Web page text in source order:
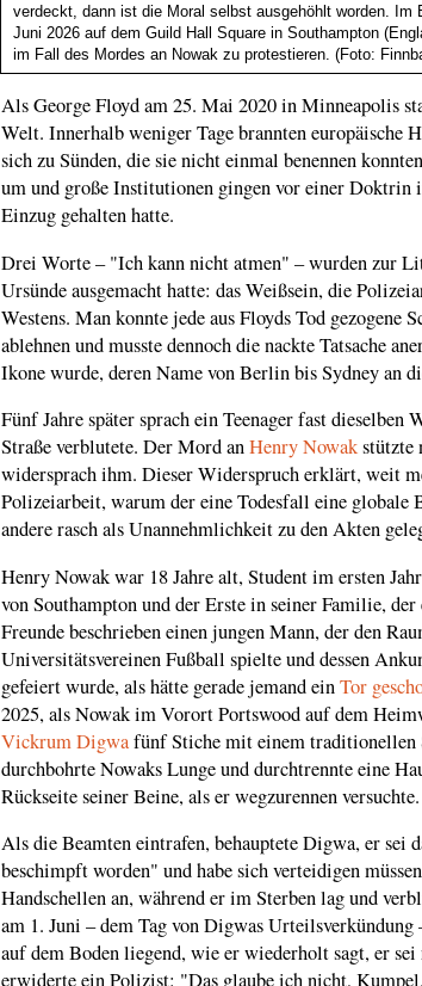
verdeckt, dann ist die Moral selbst ausgehöhlt worden. Im
Juni 2026 auf dem Guild Hall Square in Southampton
im Fall des Mordes an Nowak zu protestieren. (Foto:
Als George Floyd am 25. Mai 2020 in Minneapolis
Welt. Innerhalb weniger Tage brannten europäische
sich zu Sünden, die sie nicht einmal benennen
um und große Institutionen gingen vor einer Doktrin
Einzug gehalten hatte.
Drei Worte – "Ich kann nicht atmen" – wurden zur
Ursünde ausgemacht hatte: das Weißsein, die
Westens. Man konnte jede aus Floyds Tod gezogene
ablehnen und musste dennoch die nackte Tatsache
Ikone wurde, deren Name von Berlin bis Sydney an
Fünf Jahre später sprach ein Teenager fast dieselben
Straße verblutete. Der Mord anHenry Nowakstützte
widersprach ihm. Dieser Widerspruch erklärt, weit
Polizeiarbeit, warum der eine Todesfall eine globale
andere rasch als Unannehmlichkeit zu den Akten
Henry Nowak war 18 Jahre alt, Student im ersten
von Southampton und der Erste in seiner Familie, der
Freunde beschrieben einen jungen Mann, der den
Universitätsvereinen Fußball spielte und dessen
gefeiert wurde, als hätte gerade jemand einTor
2025, als Nowak im Vorort Portswood auf dem
Vickrum Digwafünf Stiche mit einem
durchbohrte Nowaks Lunge und durchtrennte eine
Rückseite seiner Beine, als er wegzurennen versuchte.
Als die Beamten eintrafen, behauptete Digwa, er sei
beschimpft worden" und habe sich verteidigen
Handschellen an, während er im Sterben lag und
am 1. Juni – dem Tag von Digwas
auf dem Boden liegend, wie er wiederholt sagt, er
erwiderte ein Polizist: "Das glaube ich nicht,